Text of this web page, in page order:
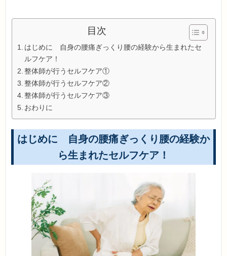
目次
はじめに 自身の腰痛ぎっくり腰の経験から生まれたセ
ルフケア！
整体師が行うセルフケア①
整体師が行うセルフケア②
整体師が行うセルフケア③
おわりに
はじめに 自身の腰痛ぎっくり腰の経験か
ら生まれたセルフケア！